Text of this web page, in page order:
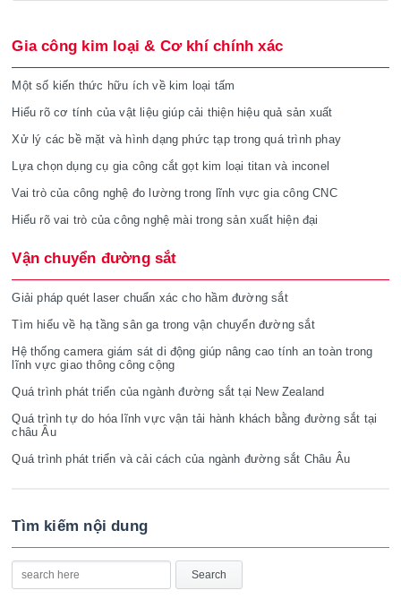
Gia công kim loại & Cơ khí chính xác
Một số kiến thức hữu ích về kim loại tấm
Hiểu rõ cơ tính của vật liệu giúp cải thiện hiệu quả sản xuất
Xử lý các bề mặt và hình dạng phức tạp trong quá trình phay
Lựa chọn dụng cụ gia công cắt gọt kim loại titan và inconel
Vai trò của công nghệ đo lường trong lĩnh vực gia công CNC
Hiểu rõ vai trò của công nghệ mài trong sản xuất hiện đại
Vận chuyển đường sắt
Giải pháp quét laser chuẩn xác cho hầm đường sắt
Tìm hiểu về hạ tầng sân ga trong vận chuyển đường sắt
Hệ thống camera giám sát di động giúp nâng cao tính an toàn trong
lĩnh vực giao thông công cộng
Quá trình phát triển của ngành đường sắt tại New Zealand
Quá trình tự do hóa lĩnh vực vận tải hành khách bằng đường sắt tại
châu Âu
Quá trình phát triển và cải cách của ngành đường sắt Châu Âu
Tìm kiếm nội dung